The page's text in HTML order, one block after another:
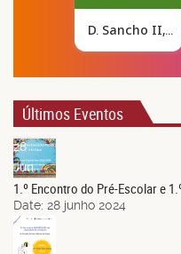
Últimos Eventos
28
Jun.
1.º Encontro do Pré-Escolar e
Date: 28 junho 2024
21
Jun.